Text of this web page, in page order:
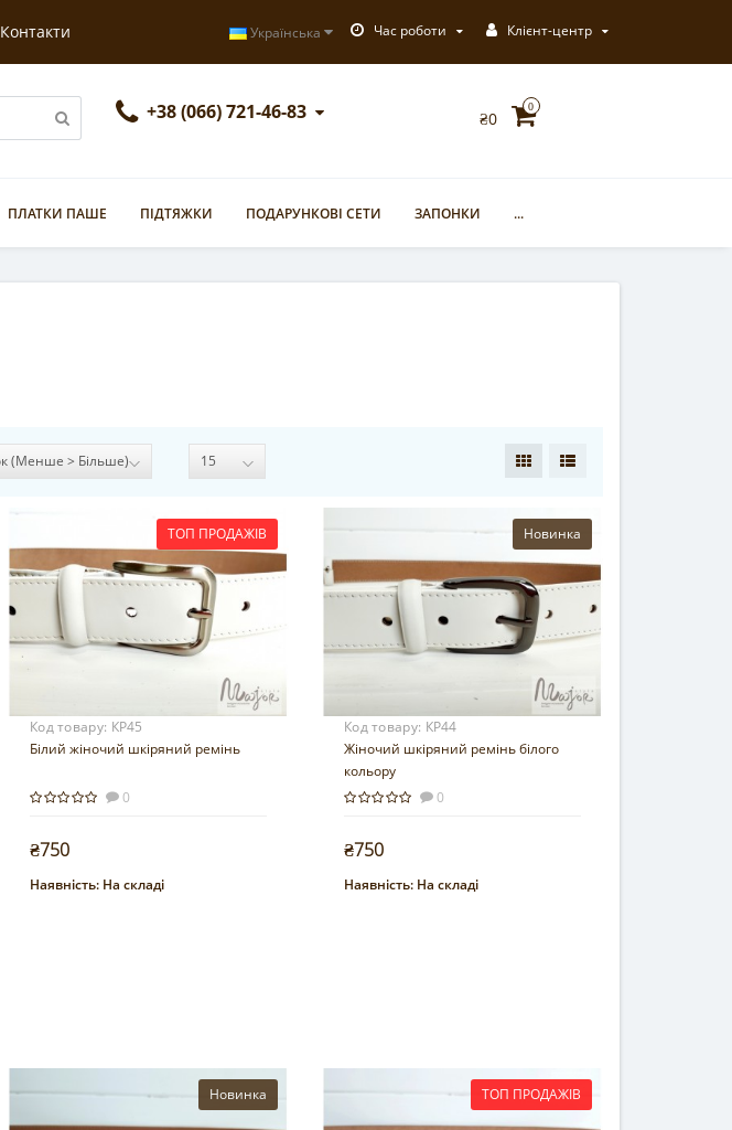
Контакти Українська Час роботи Клієнт-центр
+38 (066) 721-46-83 ₴0
0
ПЛАТКИ ПАШЕ ПІДТЯЖКИ ПОДАРУНКОВІ СЕТИ ЗАПОНКИ ...
ТОП ПРОДАЖІВ
Код товару: КР45
Білий жіночий шкіряний ремінь
0
₴750
Купити
Наявність: На складі
Новинка
Код товару: КР44
Жіночий шкіряний ремінь білого
кольору
0
₴750
Купити
Наявність: На складі
Новинка ТОП ПРОДАЖІВ